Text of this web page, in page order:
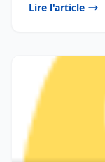
Lire l'article